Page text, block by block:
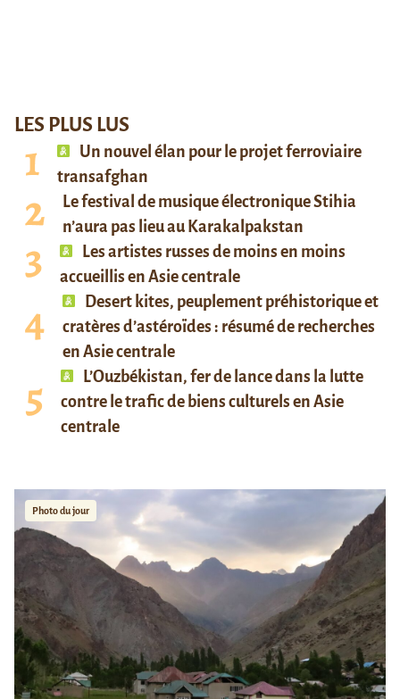
LES PLUS LUS
Un nouvel élan pour le projet ferroviaire
transafghan
Le festival de musique électronique Stihia
n’aura pas lieu au Karakalpakstan
Les artistes russes de moins en moins
accueillis en Asie centrale
Desert kites, peuplement préhistorique et
cratères d’astéroïdes : résumé de recherches
en Asie centrale
L’Ouzbékistan, fer de lance dans la lutte
contre le trafic de biens culturels en Asie
centrale
Photo du jour